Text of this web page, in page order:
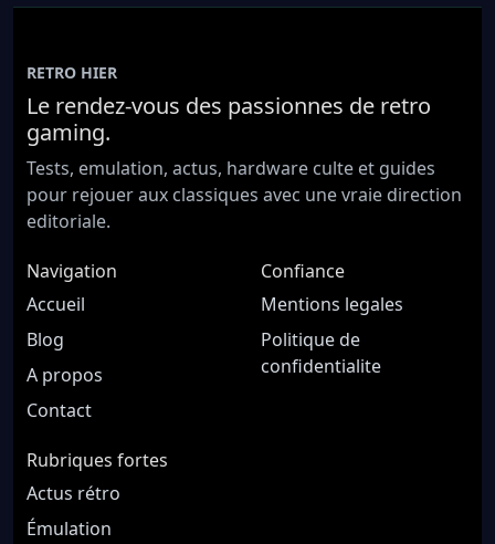
RETRO HIER
Le rendez-vous des passionnes de retro
gaming.
Tests, emulation, actus, hardware culte et guides
pour rejouer aux classiques avec une vraie direction
editoriale.
Navigation
Accueil
Blog
A propos
Contact
Confiance
Mentions legales
Politique de
confidentialite
Rubriques fortes
Actus rétro
Émulation